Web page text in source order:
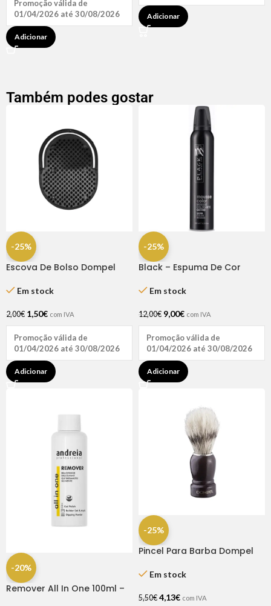
Promoção válida de
01/04/2026 até 30/08/2026
Adicionar
Adicionar
Também podes gostar
-25%
Escova De Bolso Dompel
Em stock
2,00€ 1,50€ com IVA
Promoção válida de
01/04/2026 até 30/08/2026
Adicionar
-25%
Black – Espuma De Cor
Em stock
12,00€ 9,00€ com IVA
Promoção válida de
01/04/2026 até 30/08/2026
Adicionar
-20%
Remover All In One 100ml –
-25%
Pincel Para Barba Dompel
Em stock
5,50€ 4,13€ com IVA